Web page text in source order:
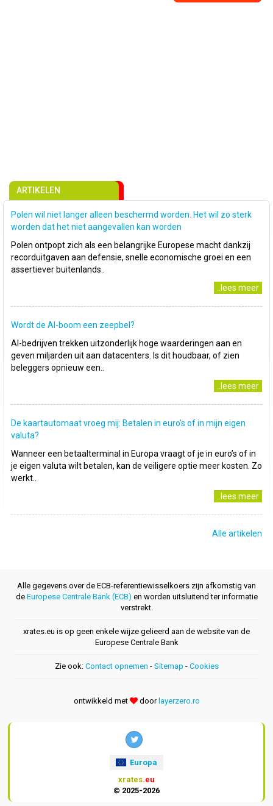
ARTIKELEN
Polen wil niet langer alleen beschermd worden. Het wil zo sterk
worden dat het niet aangevallen kan worden
Polen ontpopt zich als een belangrijke Europese macht dankzij
recorduitgaven aan defensie, snelle economische groei en een
assertiever buitenlands..
..lees meer
Wordt de AI-boom een zeepbel?
AI-bedrijven trekken uitzonderlijk hoge waarderingen aan en
geven miljarden uit aan datacenters. Is dit houdbaar, of zien
beleggers opnieuw een..
..lees meer
De kaartautomaat vroeg mij: Betalen in euro's of in mijn eigen
valuta?
Wanneer een betaalterminal in Europa vraagt of je in euro’s of in
je eigen valuta wilt betalen, kan de veiligere optie meer kosten. Zo
werkt..
..lees meer
Alle artikelen
Alle gegevens over de ECB-referentiewisselkoers zijn afkomstig van
de Europese Centrale Bank (ECB) en worden uitsluitend ter informatie
verstrekt.
xrates.eu is op geen enkele wijze gelieerd aan de website van de
Europese Centrale Bank
Zie ook: Contact opnemen - Sitemap - Cookies
ontwikkeld met door layerzero.ro
Europa
xrates.eu
© 2025-2026